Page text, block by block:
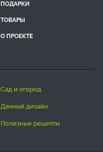
ПОДАРКИ
ТОВАРЫ
О ПРОЕКТЕ
сад и огород
дачный дизайн
полезные рецепты